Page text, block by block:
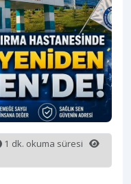
1 dk. okuma süresi